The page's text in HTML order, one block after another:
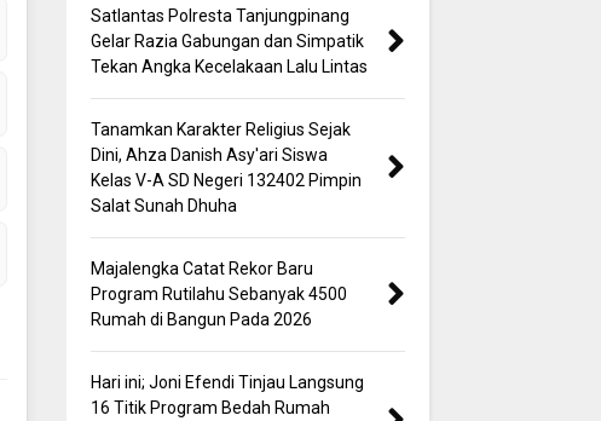
Satlantas Polresta Tanjungpinang
Gelar Razia Gabungan dan Simpatik
Tekan Angka Kecelakaan Lalu Lintas
Tanamkan Karakter Religius Sejak
Dini, Ahza Danish Asy'ari Siswa
Kelas V-A SD Negeri 132402 Pimpin
Salat Sunah Dhuha
Majalengka Catat Rekor Baru
Program Rutilahu Sebanyak 4500
Rumah di Bangun Pada 2026
Hari ini; Joni Efendi Tinjau Langsung
16 Titik Program Bedah Rumah